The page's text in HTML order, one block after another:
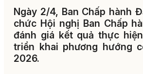
Ngày 2/4, Ban Chấp hành
chức Hội nghị Ban Chấp
đánh giá kết quả thực
triển khai phương hướng
2026.